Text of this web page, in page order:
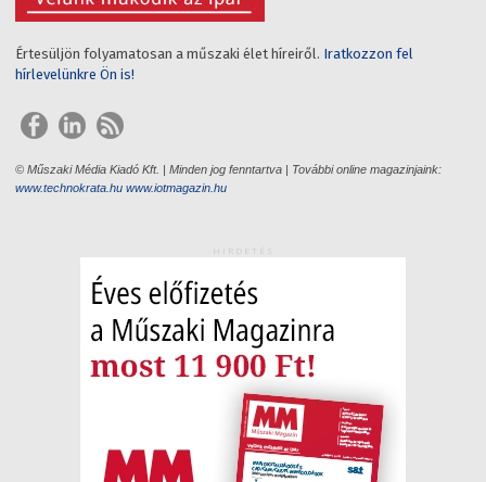
Értesüljön folyamatosan a műszaki élet híreiről. Iratkozzon fel
hírlevelünkre Ön is!
© Műszaki Média Kiadó Kft. | Minden jog fenntartva | További online magazinjaink:
www.technokrata.hu www.iotmagazin.hu
HIRDETÉS